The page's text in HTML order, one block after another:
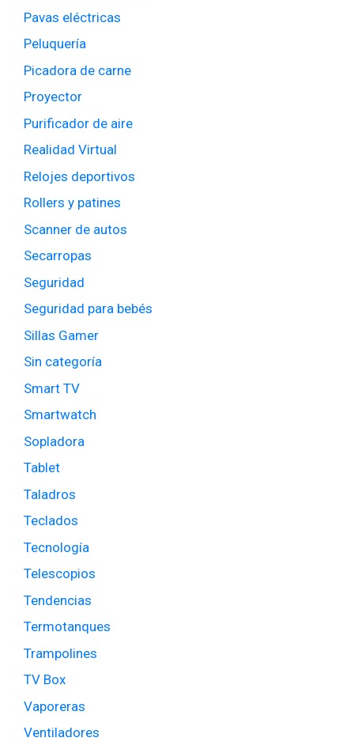
Pavas eléctricas
Peluquería
Picadora de carne
Proyector
Purificador de aire
Realidad Virtual
Relojes deportivos
Rollers y patines
Scanner de autos
Secarropas
Seguridad
Seguridad para bebés
Sillas Gamer
Sin categoría
Smart TV
Smartwatch
Sopladora
Tablet
Taladros
Teclados
Tecnología
Telescopios
Tendencias
Termotanques
Trampolines
TV Box
Vaporeras
Ventiladores